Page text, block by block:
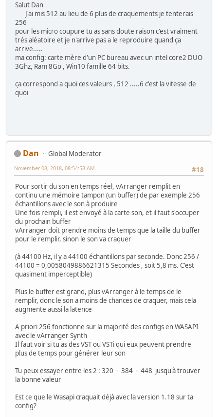
Salut Dan
J'ai mis 512 au lieu de 6 plus de craquements je tenterais
256
pour les micro coupure tu as sans doute raison c'est vraiment
trés aléatoire et je n'arrive pas a le reproduire quand ça
arrive.....
ma config: carte mère d'un PC bureau avec un intel core2 DUO
3Ghz, Ram 8Go , Win10 famille 64 bits.
ça correspond a quoi ces valeurs , 512 .....6 c'est la vitesse de
quoi
Dan
Global Moderator
#18
November 08, 2018, 08:54:58 AM
Pour sortir du son en temps réel, vArranger remplit en
continu une mémoire tampon (un buffer) de par exemple 256
échantillons avec le son à produire
Une fois rempli, il est envoyé à la carte son, et il faut s'occuper
du prochain buffer
vArranger doit prendre moins de temps que la taille du buffer
pour le remplir, sinon le son va craquer
(à 44100 Hz, il y a 44100 échantillons par seconde. Donc 256 /
44100 = 0,0058049886621315 Secondes , soit 5,8 ms. C'est
quasiment imperceptible)
Plus le buffer est grand, plus vArranger à le temps de le
remplir, donc le son a moins de chances de craquer, mais cela
augmente aussi la latence
A priori 256 fonctionne sur la majorité des configs en WASAPI
avec le vArranger Synth
Il faut voir si tu as des VST ou VSTi qui eux peuvent prendre
plus de temps pour générer leur son
Tu peux essayer entre les 2 : 320 - 384 - 448 jusqu'à trouver
la bonne valeur
Est ce que le Wasapi craquait déjà avec la version 1.18 sur ta
config?